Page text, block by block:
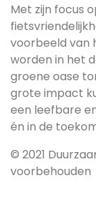
Met zijn focus
voorbeeld van
worden in het
groene oase
grote impact
een leefbare
én in de
© 2021
voorbehouden